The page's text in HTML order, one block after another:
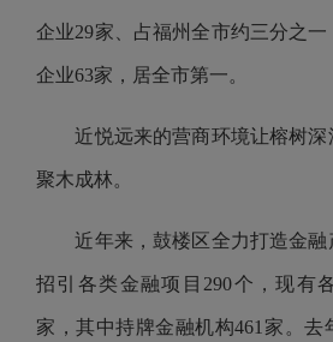
企业29家、占福州全市约三分之
企业63家，居全市第一。
近悦远来的营商环境让榕树深
聚木成林。
近年来，鼓楼区全力打造金融
招引各类金融项目290个，现有
家，其中持牌金融机构461家。去